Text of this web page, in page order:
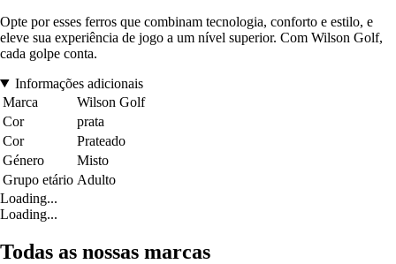
Opte por esses ferros que combinam tecnologia, conforto e estilo, e
eleve sua experiência de jogo a um nível superior. Com Wilson Golf,
cada golpe conta.
Informações adicionais
Marca
Wilson Golf
Cor
prata
Cor
Prateado
Género
Misto
Grupo etário Adulto
Loading...
Loading...
Todas as nossas marcas